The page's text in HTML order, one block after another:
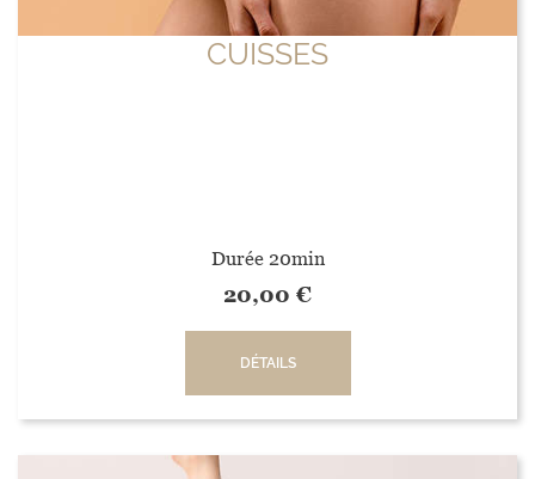
CUISSES
Durée 20min
20,00 €
DÉTAILS